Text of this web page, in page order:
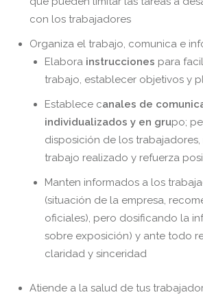
con los trabajadores
Organiza el trabajo, comunica e
Elabora instrucciones para
trabajo, establecer objetivos y
Establece canales de
individualizados y en grupo;
disposición de los
trabajo realizado y refuerza
Manten informados a los
(situación de la empresa,
oficiales), pero dosificando la
sobre exposición) y ante todo
claridad y sinceridad
Atiende a la salud de tus